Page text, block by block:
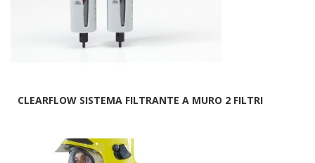
CLEARFLOW SISTEMA FILTRANTE A MURO 2 FILTRI